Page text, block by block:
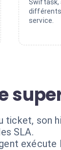
Swiftask,
différents
service.
ticket, son
SLA.